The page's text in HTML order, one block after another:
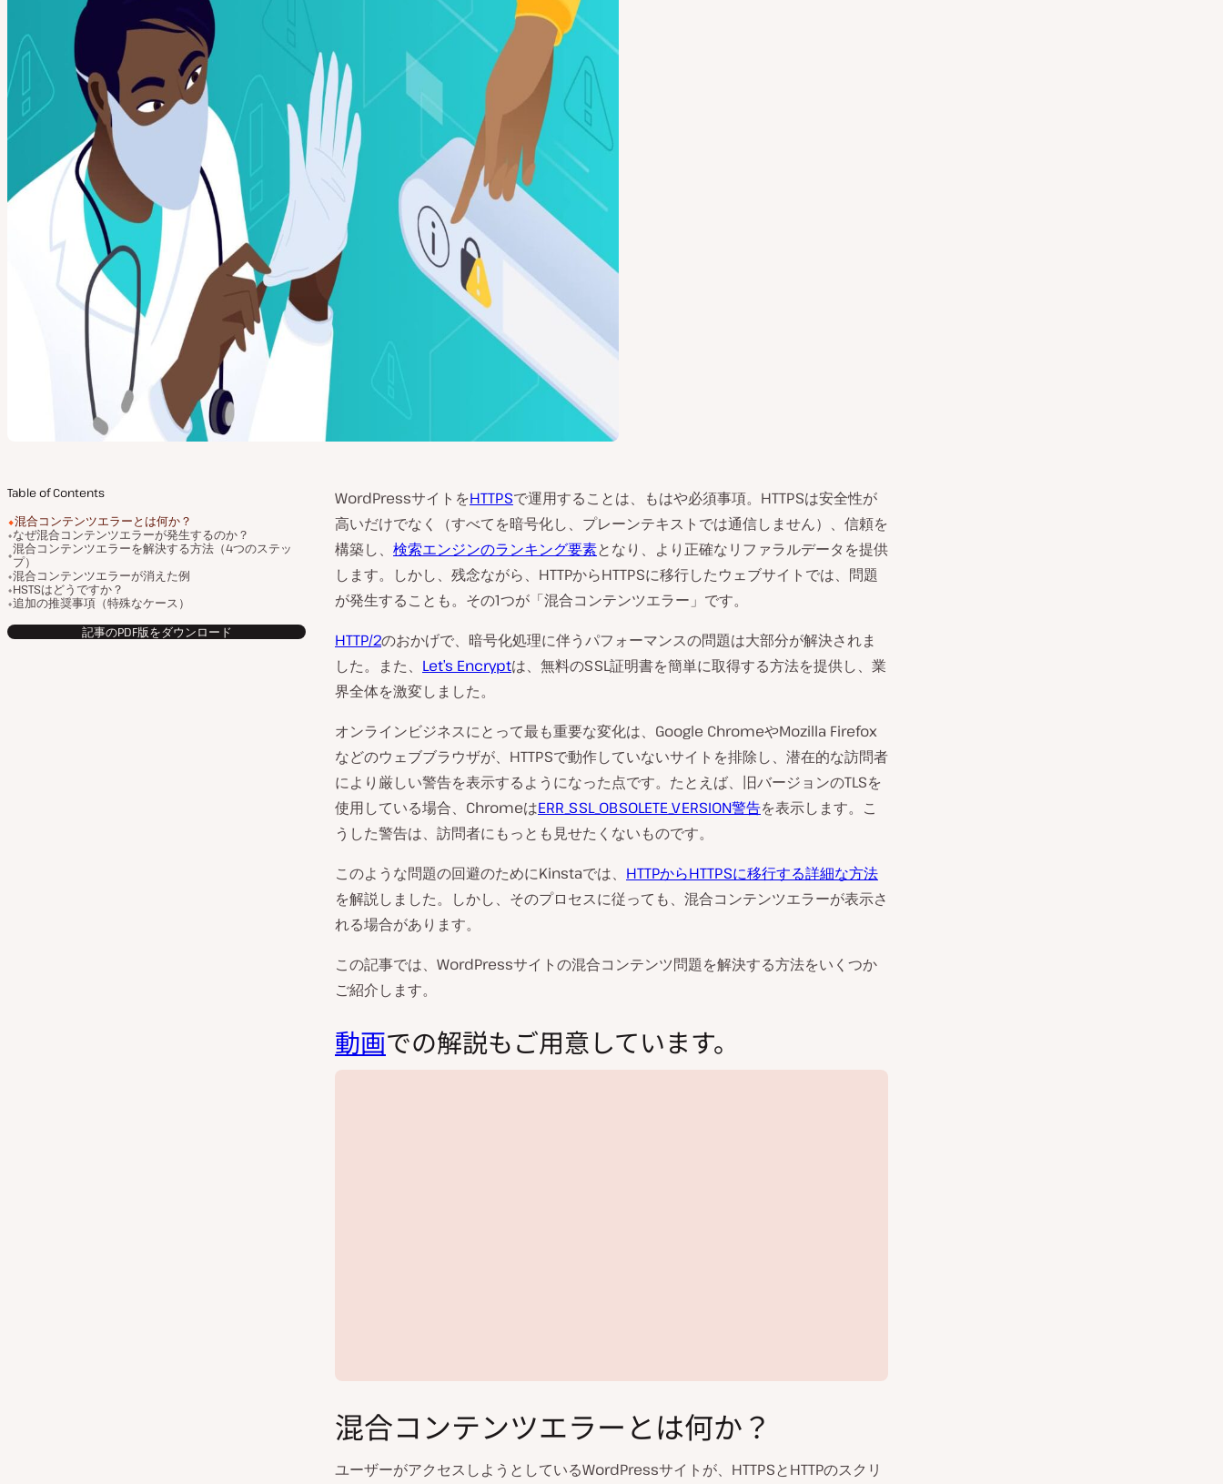
Table of Contents
混合コンテンツエラーとは何か？
なぜ混合コンテンツエラーが発生するのか？
混合コンテンツエラーを解決する方法（4つのステッ
プ）
混合コンテンツエラーが消えた例
HSTSはどうですか？
追加の推奨事項（特殊なケース）
記事のPDF版をダウンロード
WordPressサイトをHTTPSで運用することは、もはや必須事項。HTTPSは安全性が
高いだけでなく（すべてを暗号化し、プレーンテキストでは通信しません）、信頼を
構築し、 検索エンジンのランキング要素となり、より正確なリファラルデータを提供
します。しかし、残念ながら、HTTPからHTTPSに移行したウェブサイトでは、問題
が発生することも。その1つが「混合コンテンツエラー」です。
HTTP/2のおかげで、暗号化処理に伴うパフォーマンスの問題は大部分が解決されま
した。また、 Let’s Encryptは、無料のSSL証明書を簡単に取得する方法を提供し、業
界全体を激変しました。
オンラインビジネスにとって最も重要な変化は、Google ChromeやMozilla Firefox
などのウェブブラウザが、HTTPSで動作していないサイトを排除し、潜在的な訪問者
により厳しい警告を表示するようになった点です。たとえば、旧バージョンのTLSを
使用している場合、ChromeはERR_SSL_OBSOLETE_VERSION警告を表示します。こ
うした警告は、訪問者にもっとも見せたくないものです。
このような問題の回避のためにKinstaでは、 HTTPからHTTPSに移行する詳細な方法
を解説しました。しかし、そのプロセスに従っても、混合コンテンツエラーが表示さ
れる場合があります。
この記事では、WordPressサイトの混合コンテンツ問題を解決する方法をいくつか
ご紹介します。
動画での解説もご用意しています。
混合コンテンツエラーとは何か？
ユーザーがアクセスしようとしているWordPressサイトが、HTTPSとHTTPのスクリ